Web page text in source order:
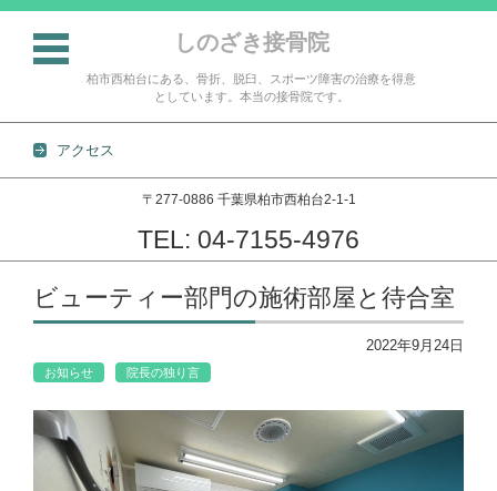
しのざき接骨院
柏市西柏台にある、骨折、脱臼、スポーツ障害の治療を得意
としています。本当の接骨院です。
アクセス
〒277-0886 千葉県柏市西柏台2-1-1
TEL: 04-7155-4976
コンテンツに移動
ビューティー部門の施術部屋と待合室
2022年9月24日
お知らせ 院長の独り言